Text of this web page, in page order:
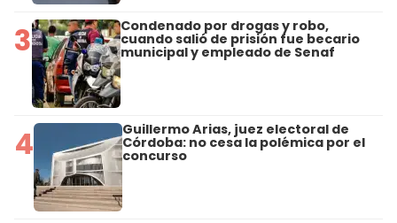
3 Condenado por drogas y robo,
cuando salió de prisión fue becario
municipal y empleado de Senaf
4 Guillermo Arias, juez electoral de
Córdoba: no cesa la polémica por el
concurso